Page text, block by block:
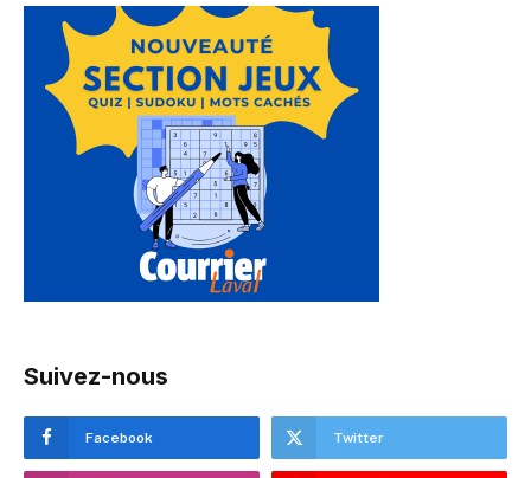
Suivez-nous
Facebook Twitter